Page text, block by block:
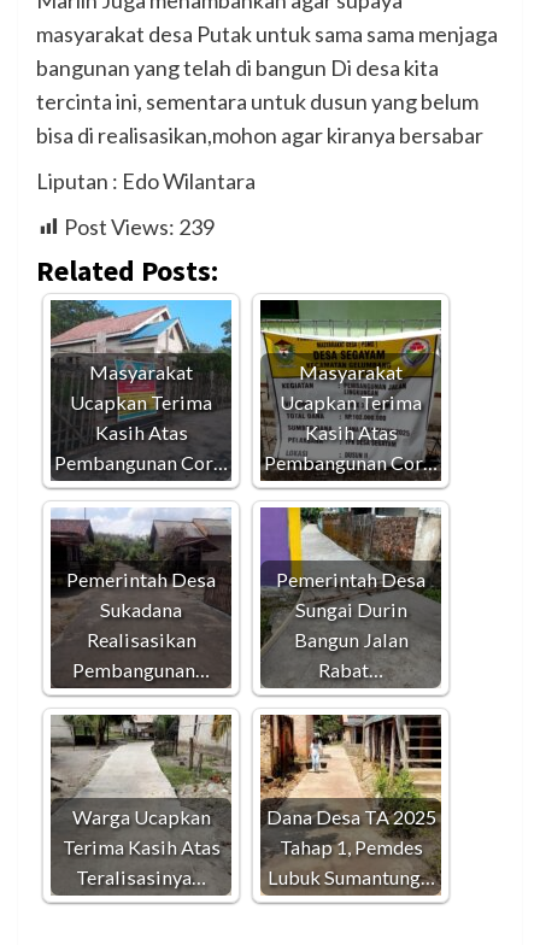
masyarakat desa Putak untuk sama sama menjaga
bangunan yang telah di bangun Di desa kita
tercinta ini, sementara untuk dusun yang belum
bisa di realisasikan,mohon agar kiranya bersabar
Liputan : Edo Wilantara
Post Views: 239
Related Posts:
Masyarakat
Ucapkan Terima
Kasih Atas
Pembangunan Cor…
Masyarakat
Ucapkan Terima
Kasih Atas
Pembangunan Cor…
Pemerintah Desa
Sukadana
Realisasikan
Pembangunan…
Pemerintah Desa
Sungai Durin
Bangun Jalan
Rabat…
Warga Ucapkan
Terima Kasih Atas
Teralisasinya…
Dana Desa TA 2025
Tahap 1, Pemdes
Lubuk Sumantung…